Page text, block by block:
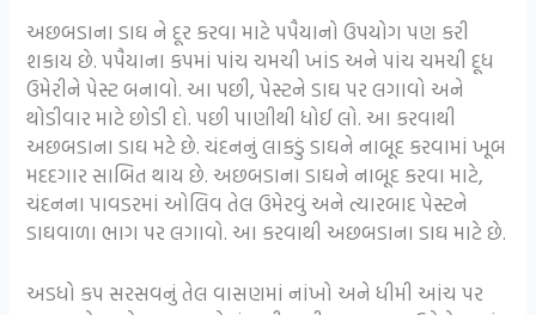
અછબડાના ડાઘ ને દૂર કરવા માટે પપૈયાનો ઉપયોગ પણ કરી
શકાય છે. પપૈયાના કપમાં પાંચ ચમચી ખાંડ અને પાંચ ચમચી દૂધ
ઉમેરીને પેસ્ટ બનાવો. આ પછી, પેસ્ટને ડાઘ પર લગાવો અને
થોડીવાર માટે છોડી દો. પછી પાણીથી ધોઈ લો. આ કરવાથી
અછબડાના ડાઘ મટે છે. ચંદનનું લાકડું ડાઘને નાબૂદ કરવામાં ખૂબ
મદદગાર સાબિત થાય છે. અછબડાના ડાઘને નાબૂદ કરવા માટે,
ચંદનના પાવડરમાં ઓલિવ તેલ ઉમેરવું અને ત્યારબાદ પેસ્ટને
ડાઘવાળા ભાગ પર લગાવો. આ કરવાથી અછબડાના ડાઘ માટે છે.
અડધો કપ સરસવનું તેલ વાસણમાં નાંખો અને ધીમી આંચ પર